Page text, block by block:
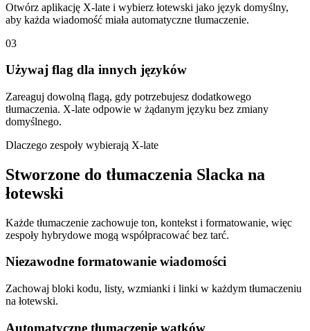
Otwórz aplikację X-late i wybierz łotewski jako język domyślny,
aby każda wiadomość miała automatyczne tłumaczenie.
03
Używaj flag dla innych języków
Zareaguj dowolną flagą, gdy potrzebujesz dodatkowego
tłumaczenia. X-late odpowie w żądanym języku bez zmiany
domyślnego.
Dlaczego zespoły wybierają X-late
Stworzone do tłumaczenia Slacka na
łotewski
Każde tłumaczenie zachowuje ton, kontekst i formatowanie, więc
zespoły hybrydowe mogą współpracować bez tarć.
Niezawodne formatowanie wiadomości
Zachowaj bloki kodu, listy, wzmianki i linki w każdym tłumaczeniu
na łotewski.
Automatyczne tłumaczenie wątków